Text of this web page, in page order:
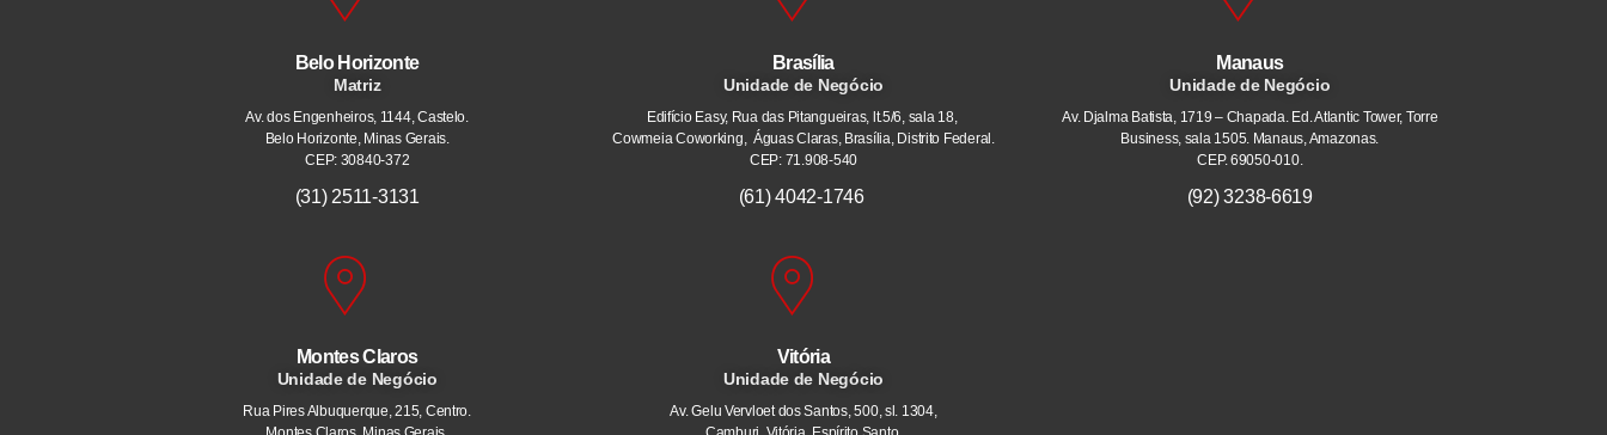
Belo Horizonte
Matriz
Av. dos Engenheiros, 1144, Castelo.
Belo Horizonte, Minas Gerais.
CEP: 30840-372
(31) 2511-3131
Montes Claros
Unidade de Negócio
Rua Pires Albuquerque, 215, Centro.
Brasília
Unidade de Negócio
Edifício Easy, Rua das Pitangueiras, lt.5/6, sala 18,
Cowmeia Coworking, Águas Claras, Brasília, Distrito Federal.
CEP: 71.908-540
(61) 4042-1746
Vitória
Unidade de Negócio
Av. Gelu Vervloet dos Santos, 500, sl. 1304,
Manaus
Unidade de Negócio
Av. Djalma Batista, 1719 – Chapada. Ed. Atlantic Tower, Torre
Business, sala 1505. Manaus, Amazonas.
CEP. 69050-010.
(92) 3238-6619